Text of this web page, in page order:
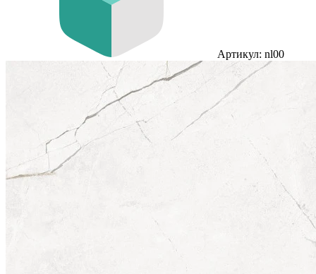
Артикул: nl00